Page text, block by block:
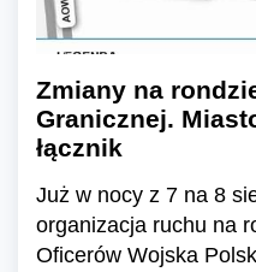
Zmiany na
Granicznej.
łącznik
Już w nocy z 7 na 8
organizacja ruchu na
Oficerów Wojska